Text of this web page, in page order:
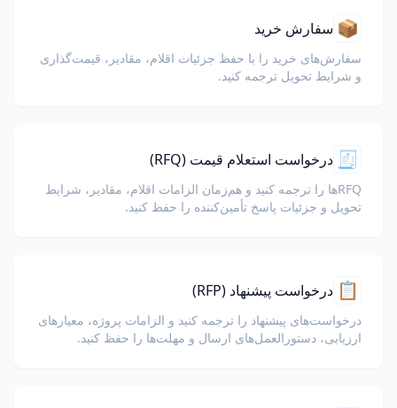
📦 سفارش خرید
سفارش‌های خرید را با حفظ جزئیات اقلام، مقادیر، قیمت‌گذاری
و شرایط تحویل ترجمه کنید.
🧾 درخواست استعلام قیمت (RFQ)
RFQها را ترجمه کنید و هم‌زمان الزامات اقلام، مقادیر، شرایط
تحویل و جزئیات پاسخ تأمین‌کننده را حفظ کنید.
📋 درخواست پیشنهاد (RFP)
درخواست‌های پیشنهاد را ترجمه کنید و الزامات پروژه، معیارهای
ارزیابی، دستورالعمل‌های ارسال و مهلت‌ها را حفظ کنید.